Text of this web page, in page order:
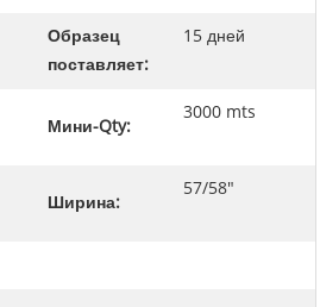
Образец
поставляет:
15 дней
Мини-Qty:
3000 mts
Ширина:
57/58"